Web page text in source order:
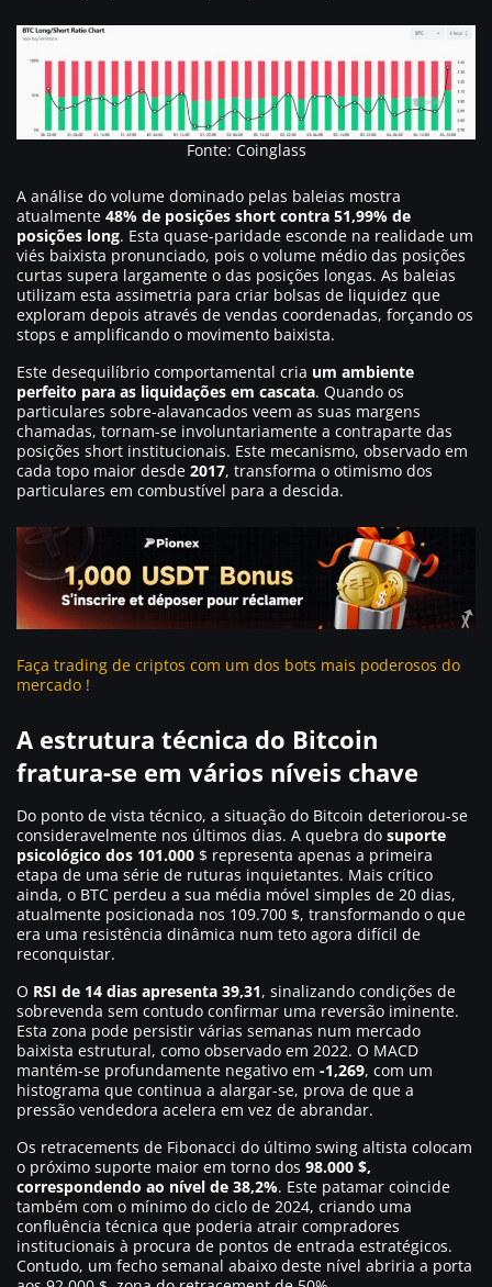
Fonte: Coinglass
A análise do volume dominado pelas baleias mostra
atualmente 48% de posições short contra 51,99% de
posições long. Esta quase-paridade esconde na realidade um
viés baixista pronunciado, pois o volume médio das posições
curtas supera largamente o das posições longas. As baleias
utilizam esta assimetria para criar bolsas de liquidez que
exploram depois através de vendas coordenadas, forçando os
stops e amplificando o movimento baixista.
Este desequilíbrio comportamental cria um ambiente
perfeito para as liquidações em cascata. Quando os
particulares sobre-alavancados veem as suas margens
chamadas, tornam-se involuntariamente a contraparte das
posições short institucionais. Este mecanismo, observado em
cada topo maior desde 2017, transforma o otimismo dos
particulares em combustível para a descida.
Faça trading de criptos com um dos bots mais poderosos do
mercado !
A estrutura técnica do Bitcoin
fratura-se em vários níveis chave
Do ponto de vista técnico, a situação do Bitcoin deteriorou-se
consideravelmente nos últimos dias. A quebra do suporte
psicológico dos 101.000 $ representa apenas a primeira
etapa de uma série de ruturas inquietantes. Mais crítico
ainda, o BTC perdeu a sua média móvel simples de 20 dias,
atualmente posicionada nos 109.700 $, transformando o que
era uma resistência dinâmica num teto agora difícil de
reconquistar.
O RSI de 14 dias apresenta 39,31, sinalizando condições de
sobrevenda sem contudo confirmar uma reversão iminente.
Esta zona pode persistir várias semanas num mercado
baixista estrutural, como observado em 2022. O MACD
mantém-se profundamente negativo em -1,269, com um
histograma que continua a alargar-se, prova de que a
pressão vendedora acelera em vez de abrandar.
Os retracements de Fibonacci do último swing altista colocam
o próximo suporte maior em torno dos 98.000 $,
correspondendo ao nível de 38,2%. Este patamar coincide
também com o mínimo do ciclo de 2024, criando uma
confluência técnica que poderia atrair compradores
institucionais à procura de pontos de entrada estratégicos.
Contudo, um fecho semanal abaixo deste nível abriria a porta